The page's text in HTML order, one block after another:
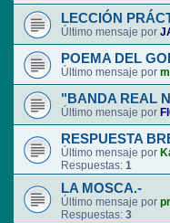
LECCIÓN
Último mensaje por
POEMA DEL
Último mensaje por
"BANDA REAL
Último mensaje por
RESPUESTA
Último mensaje por
Respuestas: 1
LA MOSCA.-
Último mensaje por
Respuestas: 3